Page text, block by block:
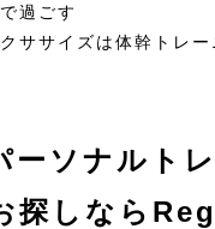
過ごす
ササイズは体幹トレ
ーソナルト
探しなら